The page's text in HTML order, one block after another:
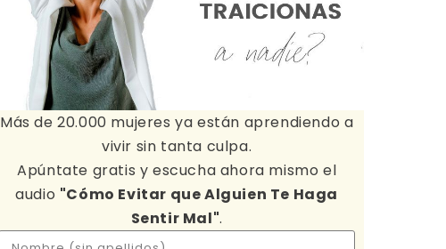
Más de 20.000 mujeres ya están aprendiendo a
vivir sin tanta culpa.
Apúntate gratis y escucha ahora mismo el
audio "Cómo Evitar que Alguien Te Haga
Sentir Mal".